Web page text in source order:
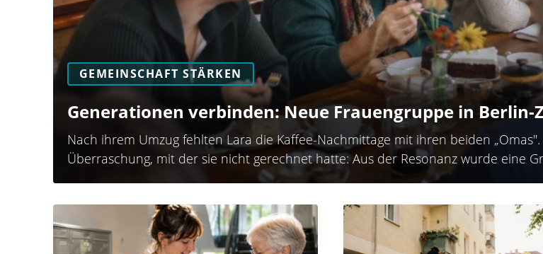
GEMEINSCHAFT STÄRKEN
Generationen verbinden: Neue Frauengruppe in Berlin-
Nach ihrem Umzug fehlten Lara die Kaffee-Nachmittage mit ihren beiden
Überraschung, mit der sie nicht gerechnet hatte: Aus der Resonanz wurde eine